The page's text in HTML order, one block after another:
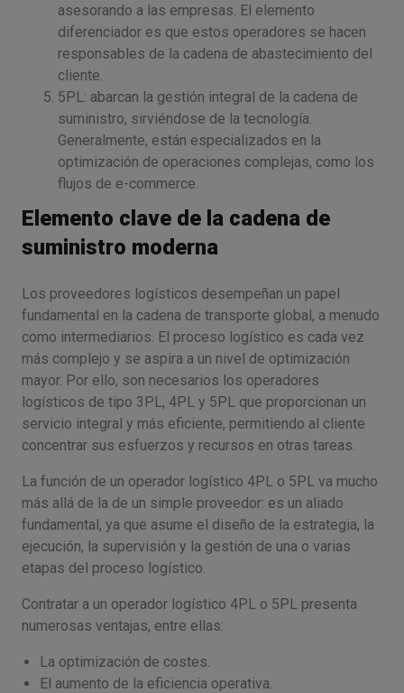
asesorando a las empresas. El elemento
diferenciador es que estos operadores se hacen
responsables de la cadena de abastecimiento del
cliente.
5PL: abarcan la gestión integral de la cadena de
suministro, sirviéndose de la tecnología.
Generalmente, están especializados en la
optimización de operaciones complejas, como los
flujos de e-commerce.
Elemento clave de la cadena de
suministro moderna
Los proveedores logísticos desempeñan un papel
fundamental en la cadena de transporte global, a menudo
como intermediarios. El proceso logístico es cada vez
más complejo y se aspira a un nivel de optimización
mayor. Por ello, son necesarios los operadores
logísticos de tipo 3PL, 4PL y 5PL que proporcionan un
servicio integral y más eficiente, permitiendo al cliente
concentrar sus esfuerzos y recursos en otras tareas.
La función de un operador logístico 4PL o 5PL va mucho
más allá de la de un simple proveedor: es un aliado
fundamental, ya que asume el diseño de la estrategia, la
ejecución, la supervisión y la gestión de una o varias
etapas del proceso logístico.
Contratar a un operador logístico 4PL o 5PL presenta
numerosas ventajas, entre ellas:
La optimización de costes.
El aumento de la eficiencia operativa.